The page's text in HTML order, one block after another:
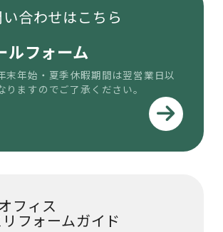
い合わせはこちら
ルフォーム
末年始・夏季休暇期間は翌営業日以
りますのでご了承ください。
フィス
フォームガイド